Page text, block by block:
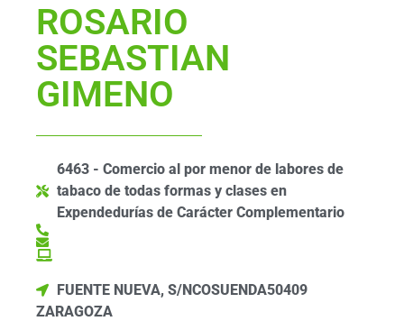
ROSARIO
SEBASTIAN
GIMENO
6463 - Comercio al por menor de labores de
tabaco de todas formas y clases en
Expendedurías de Carácter Complementario
FUENTE NUEVA, S/NCOSUENDA50409
ZARAGOZA